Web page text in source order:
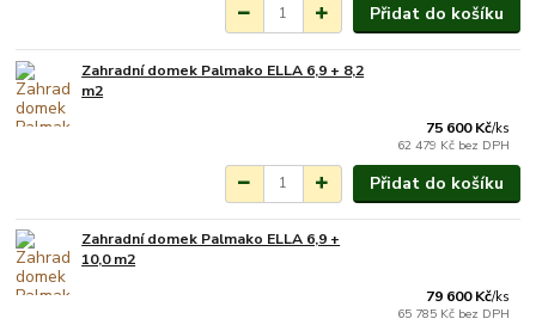
Přidat do košíku
Zahradní domek Palmako ELLA 6,9 + 8,2
m2
75 600 Kč/ks
62 479 Kč bez DPH
Přidat do košíku
Zahradní domek Palmako ELLA 6,9 +
10,0 m2
79 600 Kč/ks
65 785 Kč bez DPH